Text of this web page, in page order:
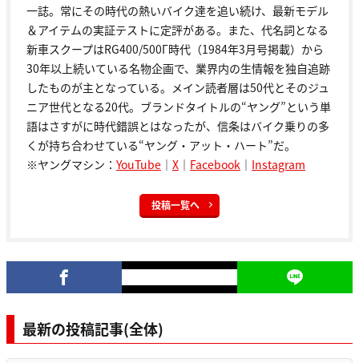
一誌。常にその時代の熱いバイク達を追い続け、最新モデル
＆アイテムの実証テストに定評がある。また、代名詞となる
新車スクープはRG400/500Γ時代（1984年3月号掲載）から
30年以上続いている名物企画で、業界内の生情報を独自追跡
したものが主となっている。メイン読者層は50代とそのジュ
ニア世代となる20代。ブランドタイトルの“ヤング”という単
語はさすがに時代錯誤とはなったが、信条はバイク乗りの多
くが持ち合わせている“ヤング・アット・ハート”だ。
※ヤングマシン： YouTube ｜ X ｜ Facebook ｜ Instagram
投稿一覧へ
最新の投稿記事(全体)